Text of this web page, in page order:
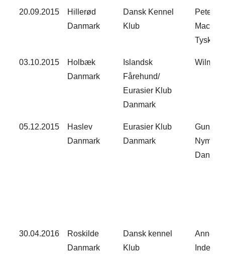
20.09.2015​
Hillerød
Danmark
Dansk Kennel
Klub
Peter
03.10.2015​
Holbæk
Danmark
Islandsk
Fårehund/
Eurasier Klub
Danmark​
Wilma
05.12.2015​
Haslev
Danmark
Eurasier Klub
Danmark
Gunnar
Nymann
30.04.2016​
Roskilde
Danmark​
Dansk kennel
Klub​
Anne